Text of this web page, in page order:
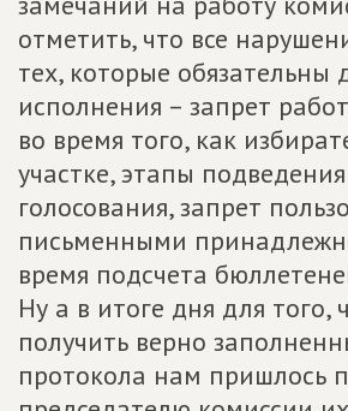
отметить, что все
тех, которые обязательны
исполнения – запрет
во время того, как
участке, этапы
голосования, запрет
письменными
время подсчета
Ну а в итоге дня для того,
получить верно
протокола нам пришлось